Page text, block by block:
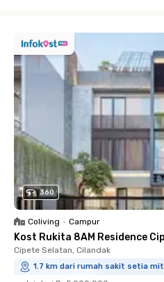
360
Coliving • Campur
Kost Rukita 8AM Residence
Cipete Selatan, Cilandak
1.7 km dari rumah sakit setia